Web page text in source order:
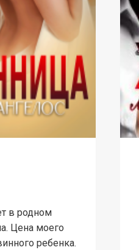
в родном
Цена моего
ребенка.